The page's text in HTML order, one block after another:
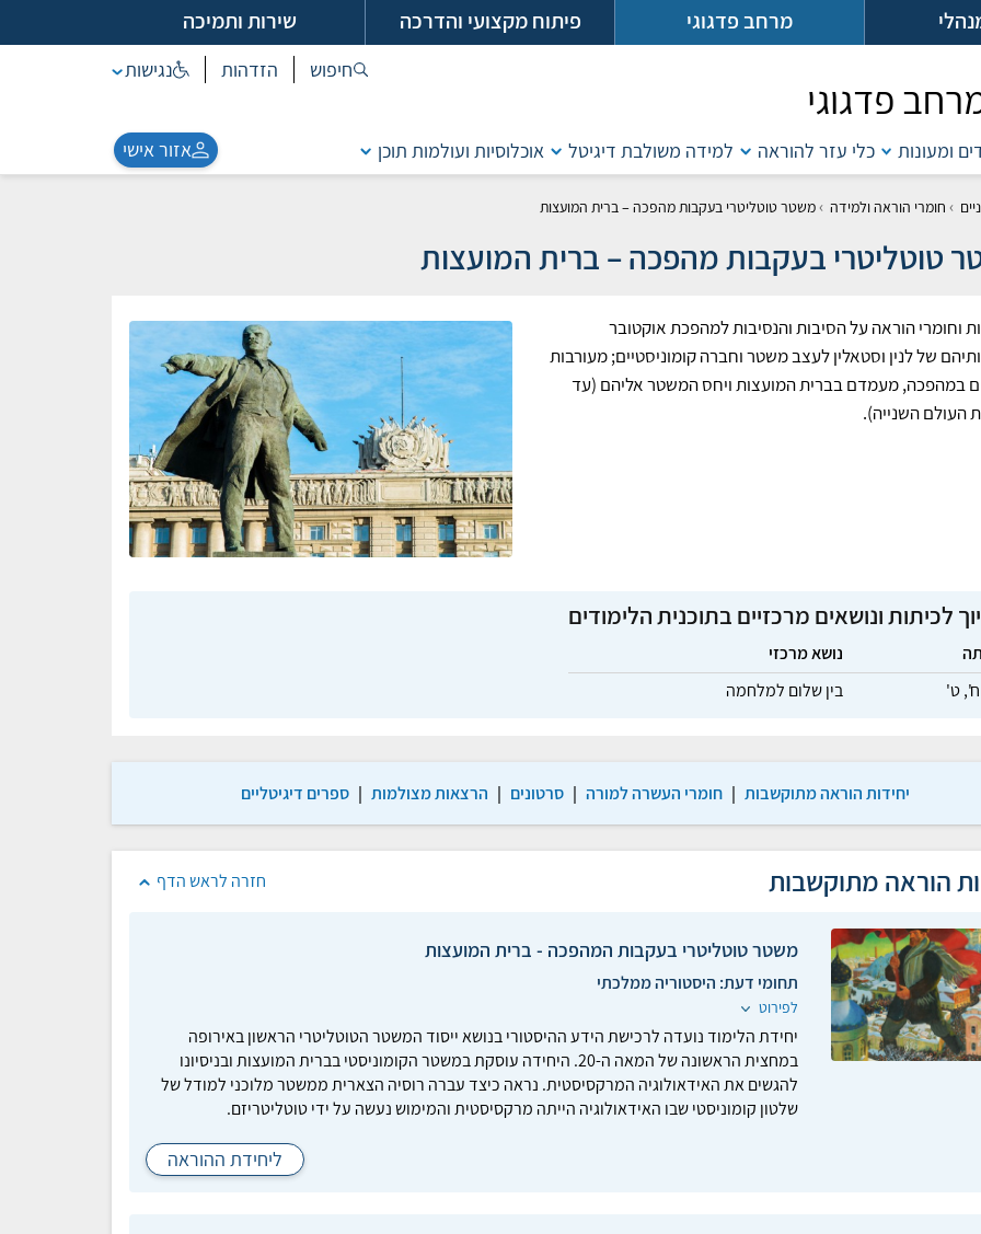
מרחב פדגוגי פיתוח מקצועי והדרכה שירות ותמיכה
פדגוגי
חיפוש הזדהות נגישות
ומעונות כלי עזר להוראה למידה משולבת דיגיטל אוכלוסיות ועולמות תוכן אזור אישי
› חומרי הוראה ולמידה ›משטר טוטליטרי בעקבות מהפכה – ברית המועצות
טוטליטרי בעקבות מהפכה – ברית המועצות
וחומרי הוראה על הסיבות והנסיבות למהפכת אוקטובר
של לנין וסטאלין לעצב משטר וחברה קומוניסטיים; מעורבות
במהפכה, מעמדם בברית המועצות ויחס המשטר אליהם (עד
העולם השנייה).
לכיתות ונושאים מרכזיים בתוכנית הלימודים
נושא מרכזי
ח',ט' בין שלום למלחמה
יחידות הוראה מתוקשבות | חומרי העשרה למורה | סרטונים | הרצאות מצולמות | ספרים דיגיטליים
חזרה לראש הדף הוראה מתוקשבות
משטר טוטליטרי בעקבות המהפכה - ברית המועצות
תחומי דעת: היסטוריה ממלכתי
לפירוט
יחידת הלימוד נועדה לרכישת הידע ההיסטורי בנושא ייסוד המשטר הטוטליטרי הראשון באירופה
במחצית הראשונה של המאה ה-20. היחידה עוסקת במשטר הקומוניסטי בברית המועצות ובניסיונו
להגשים את האידאולוגיה המרקסיסטית. נראה כיצד עברה רוסיה הצארית ממשטר מלוכני למודל של
שלטון קומוניסטי שבו האידאולוגיה הייתה מרקסיסטית והמימוש נעשה על ידי טוטליטריזם.
ליחידת ההוראה